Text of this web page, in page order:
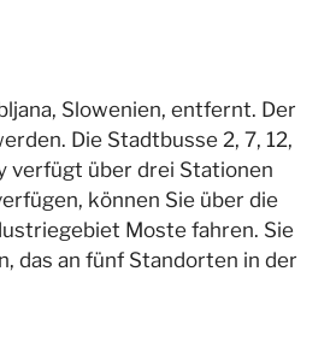
Slowenien, entfernt. Der
Die Stadtbusse 2, 7, 12,
verfügt über drei Stationen
können Sie über die
Moste fahren. Sie
das an fünf Standorten in der